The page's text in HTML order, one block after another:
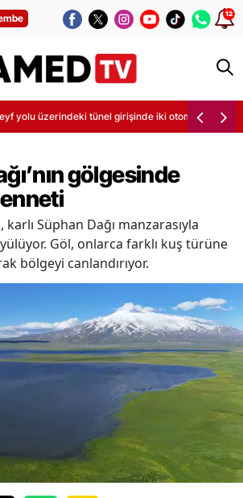
12
üzerindeki tünel girişinde iki otomobil çarpıştı
gölgesinde
karlı Süphan Dağı manzarasıyla
Göl, onlarca farklı kuş türüne
bölgeyi canlandırıyor.